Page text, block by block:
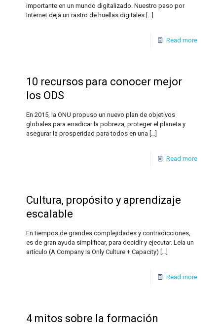
importante en un mundo digitalizado. Nuestro paso por
Internet deja un rastro de huellas digitales
Read more
10 recursos para conocer mejor
los ODS
En 2015, la ONU propuso un nuevo plan de objetivos
globales para erradicar la pobreza, proteger el planeta y
asegurar la prosperidad para todos en una
Read more
Cultura, propósito y aprendizaje
escalable
En tiempos de grandes complejidades y contradicciones,
es de gran ayuda simplificar, para decidir y ejecutar. Leía un
artículo (A Company Is Only Culture + Capacity)
Read more
4 mitos sobre la formación